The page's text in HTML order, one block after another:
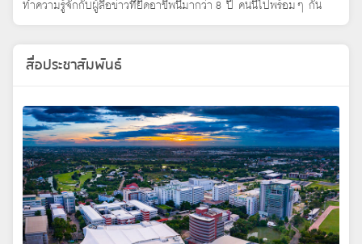
ทำความรู้จักกับผู้สื่อข่าวที่ยึดอาชีพนี้มากว่า 8 ปี คนนี้ไปพร้อมๆ กัน
สื่อประชาสัมพันธ์